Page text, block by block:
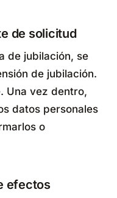
de solicitud
de jubilación, se
de jubilación.
Una vez dentro,
datos personales
o
efectos